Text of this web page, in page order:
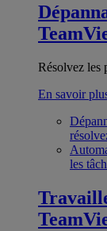
Résolvez les
En savoir
les